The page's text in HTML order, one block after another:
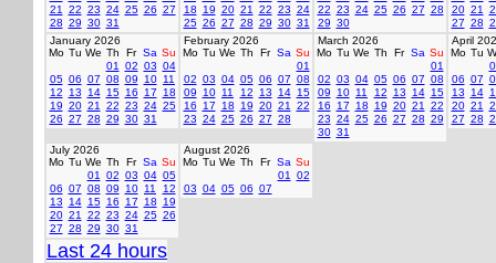
21
22 23 24 25 26 27
28 29 30 31
18
19 20 21 22 23 24
25 26 27 28 29 30 31
22 23 24 25 26 27 28
29 30
20 21
27 28
January 2026
Mo Tu We Th Fr Sa Su
01
02 03 04
05 06 07 08 09 10 11
12
13 14 15 16 17
18
19 20 21 22 23 24 25
26 27 28 29 30 31
February 2026
Mo Tu We Th Fr Sa Su
01
02 03 04 05 06 07 08
09
10 11 12 13 14 15
16
17 18 19 20 21
22
23 24 25 26 27 28
March 2026
Mo Tu We Th Fr Sa Su
01
02 03 04 05 06 07 08
09
10 11 12 13 14 15
16
17 18 19 20 21
22
23 24 25 26 27 28 29
30 31
April
Mo Tu
06 07
13
14
20 21
27 28
July 2026
Mo Tu We Th Fr Sa Su
01
02 03 04 05
06 07 08 09 10 11
12
13
14 15 16 17 18
19
20 21 22 23 24 25 26
27 28 29 30 31
August 2026
Mo Tu We Th Fr Sa Su
01
02
03 04 05 06 07
Last 24 hours